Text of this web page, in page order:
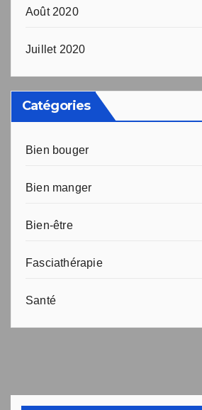
Août 2020
Juillet 2020
Catégories
Bien bouger
Bien manger
Bien-être
Fasciathérapie
Santé